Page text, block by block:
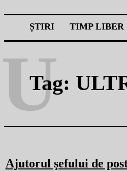
ȘTIRI TIMP LIBER
Tag:
U
Ajutorul şefului de